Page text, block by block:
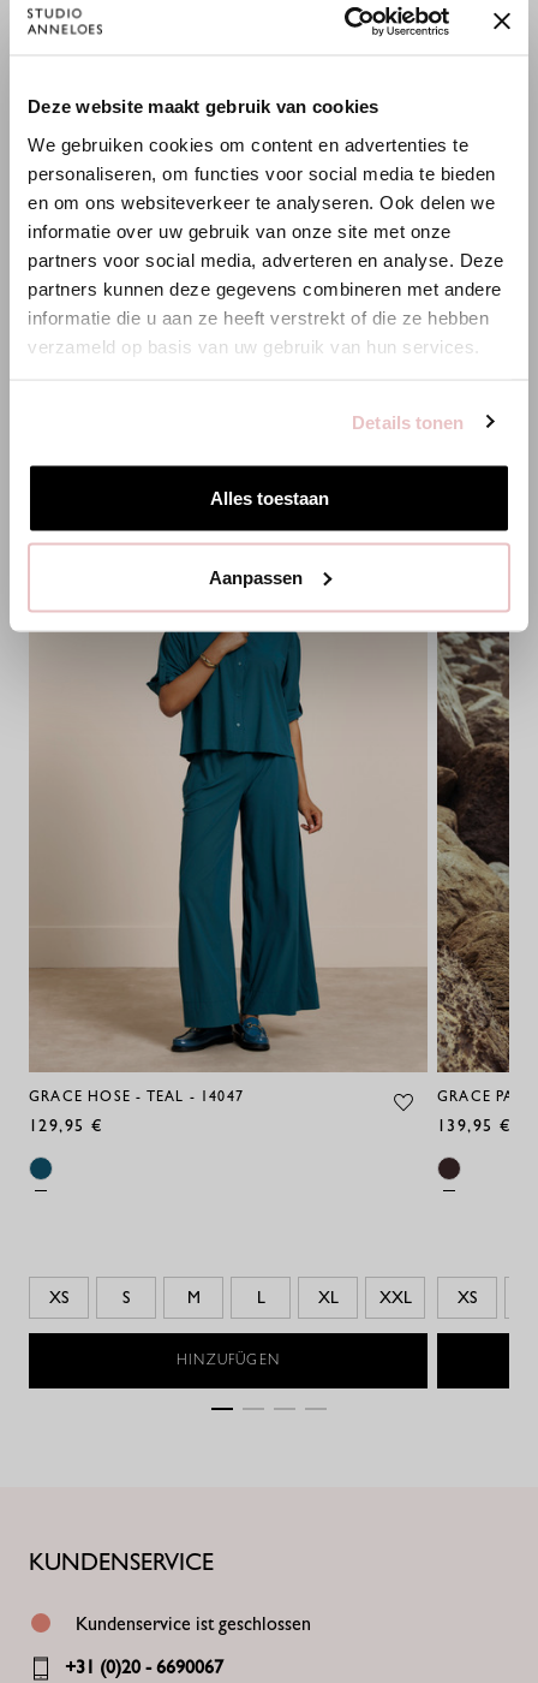
Deze website maakt gebruik van cookies
We gebruiken cookies om content en advertenties te
personaliseren, om functies voor social media te bieden
en om ons websiteverkeer te analyseren. Ook delen we
informatie over uw gebruik van onze site met onze
partners voor social media, adverteren en analyse. Deze
partners kunnen deze gegevens combineren met andere
informatie die u aan ze heeft verstrekt of die ze hebben
verzameld op basis van uw gebruik van hun services.
Details tonen
Alles toestaan
Aanpassen
Balance zwischen Stabilität und Geschmeidigkeit. Der Stoff trägt
Ausstrahlung.
Bei Studio Anneloes steht Transparenz im Mittelpunkt. Wir teilen
weißt, was du kaufst. Diese Einblicke helfen uns, diese
Mehr über Nachhaltigkeit lesenbei Studio Anneloes.
Wasser
6.00 m3
Emissionen
5.00 kg CO2
Energie
25.00 kWh
GRACE HOSE - TEAL - 14047
129,95 €
XS S M L XL XXL
HINZUFÜGEN
GRACE
139,95 €
XS
KUNDENSERVICE
Kundenservice ist geschlossen
+31 (0)20 - 6690067
WILLKOMMEN BEI STUDIO
ANNELOES
Es scheint, dass du uns von einem anderen Land aus
Bist du am richtigen Ort?
Zur niederländischen Seite wechseln